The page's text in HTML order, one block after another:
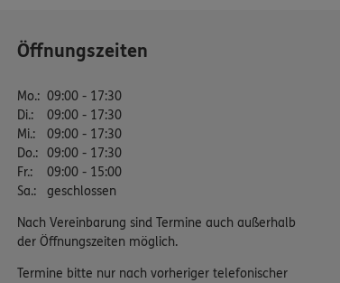
Öffnungszeiten
Mo.: 09:00 - 17:30
Di.:
09:00 - 17:30
Mi.:
09:00 - 17:30
Do.: 09:00 - 17:30
Fr.:
09:00 - 15:00
Sa.: geschlossen
Nach Vereinbarung sind Termine auch außerhalb
der Öffnungszeiten möglich.
Termine bitte nur nach vorheriger telefonischer